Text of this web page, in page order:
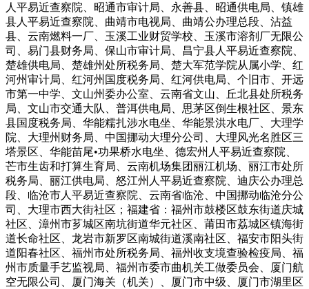
人平易近查察院、昭通市审计局、永善县、昭通供电局、镇雄
县人平易近查察院、曲靖市电视局、曲靖公办理总段、沾益
县、云南燃料一厂、玉溪工业财贸学校、玉溪市溶剂厂无限公
司、易门县财务局、保山市审计局、昌宁县人平易近查察院、
楚雄供电局、楚雄州处所税务局、楚大军范学院从属小学、红
河州审计局、红河州国度税务局、红河供电局、个旧市、开远
市第一中学、文山州委办公室、云南省文山、丘北县处所税务
局、文山市交通大队、普洱供电局、思茅区倒生根社区、景东
县国度税务局、华能糯扎涉水电坐、华能景洪水电厂、大理学
院、大理州财务局、中国挪动大理分公司、大理风光名胜区三
塔景区、华能苗尾•功果桥水电坐、德宏州人平易近查察院、
芒市生齿和打算生育局、云南机场集团丽江机场、丽江市处所
税务局、丽江供电局、怒江州人平易近查察院、迪庆公办理总
段、临沧市人平易近查察院、云南省临沧、中国挪动临沧分公
司、大理市西大街社区；福建省：福州市鼓楼区鼓东街道庆城
社区、漳州市芗城区南坑街道华元社区、莆田市荔城区镇海街
道长命社区、龙岩市新罗区南城街道溪南社区、福安市阳头街
道阳春社区、福州市处所税务局、福州收支境查验检疫局、福
州市质量手艺监视局、福州市委市曲机关工做委员会、厦门航
空无限公司、厦门海关（机关）、厦门市中级、厦门市湖里区